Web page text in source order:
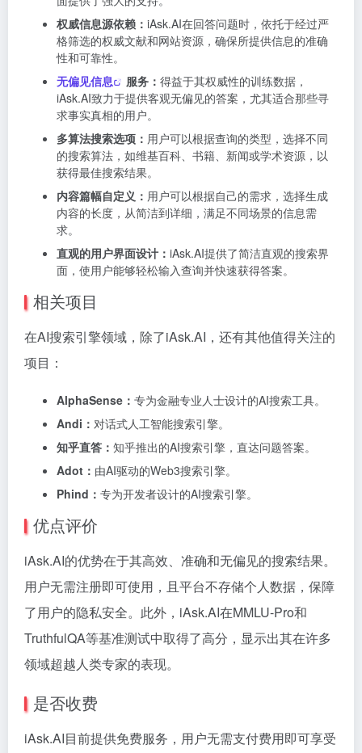
权威信息源依赖： iAsk.AI在回答问题时，依托于经过严
格筛选的权威文献和网站资源，确保所提供信息的准确
性和可靠性。
无偏见信息
服务： 得益于其权威性的训练数据，
iAsk.AI致力于提供客观无偏见的答案，尤其适合那些寻
求事实真相的用户。
多算法搜索选项： 用户可以根据查询的类型，选择不同
的搜索算法，如维基百科、书籍、新闻或学术资源，以
获得最佳搜索结果。
内容篇幅自定义： 用户可以根据自己的需求，选择生成
内容的长度，从简洁到详细，满足不同场景的信息需
求。
直观的用户界面设计： iAsk.AI提供了简洁直观的搜索界
面，使用户能够轻松输入查询并快速获得答案。
相关项目
在AI搜索引擎领域，除了iAsk.AI，还有其他值得关注的
项目：
AlphaSense： 专为金融专业人士设计的AI搜索工具。
Andi： 对话式人工智能搜索引擎。
知乎直答： 知乎推出的AI搜索引擎，直达问题答案。
Adot： 由AI驱动的Web3搜索引擎。
Phind： 专为开发者设计的AI搜索引擎。
优点评价
iAsk.AI的优势在于其高效、准确和无偏见的搜索结果。
用户无需注册即可使用，且平台不存储个人数据，保障
了用户的隐私安全。此外，iAsk.AI在MMLU-Pro和
TruthfulQA等基准测试中取得了高分，显示出其在许多
领域超越人类专家的表现。
是否收费
iAsk.AI目前提供免费服务，用户无需支付费用即可享受